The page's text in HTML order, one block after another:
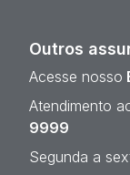
Outros
Acesse nosso
Atendimento
9999
Segunda a